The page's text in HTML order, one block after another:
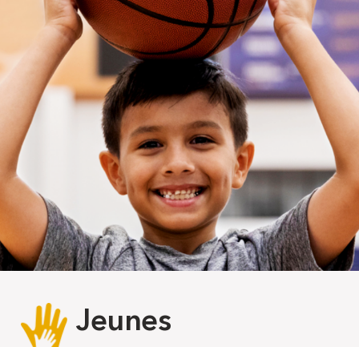
Jeunes